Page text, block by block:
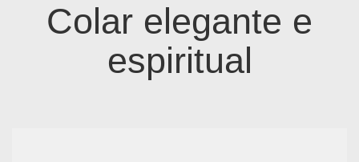
Colar elegante e
espiritual